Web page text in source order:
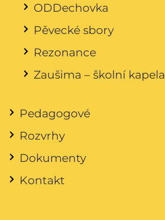
ODDechovka
Pěvecké sbory
Rezonance
Zaušima – školní kapela
Pedagogové
Rozvrhy
Dokumenty
Kontakt